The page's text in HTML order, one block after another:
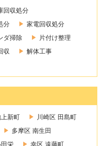
回収処分
分
家電回収処分
ダ掃除
片付け整理
収
解体工事
新町
川崎区 田島町
多摩区 南生田
栄
幸区 遠藤町